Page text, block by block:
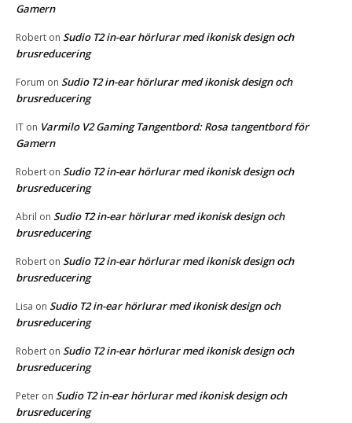
Gamern
Robert on Sudio T2 in-ear hörlurar med ikonisk design och
brusreducering
Forum on Sudio T2 in-ear hörlurar med ikonisk design och
brusreducering
IT on Varmilo V2 Gaming Tangentbord: Rosa tangentbord för
Gamern
Robert on Sudio T2 in-ear hörlurar med ikonisk design och
brusreducering
Abril on Sudio T2 in-ear hörlurar med ikonisk design och
brusreducering
Robert on Sudio T2 in-ear hörlurar med ikonisk design och
brusreducering
Lisa on Sudio T2 in-ear hörlurar med ikonisk design och
brusreducering
Robert on Sudio T2 in-ear hörlurar med ikonisk design och
brusreducering
Peter on Sudio T2 in-ear hörlurar med ikonisk design och
brusreducering